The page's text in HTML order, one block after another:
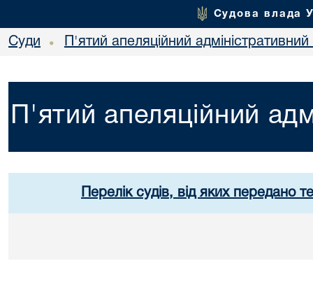
Судова влада
Суди • П'ятий апеляційний адміністративний
П'ятий апеляційний
Перелік судів, від яких передано